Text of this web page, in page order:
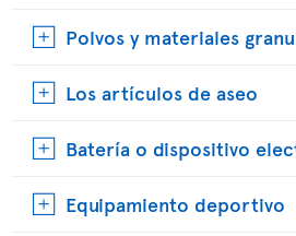
Polvos y materiales
Los artículos de aseo
Batería o dispositivo
Equipamiento deportivo